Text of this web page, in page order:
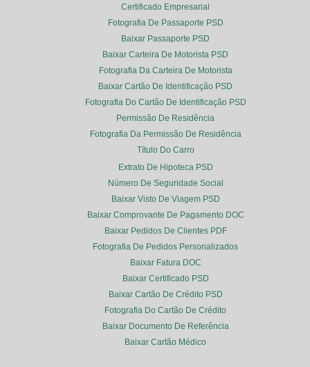
Certificado Empresarial
Fotografia De Passaporte PSD
Baixar Passaporte PSD
Baixar Carteira De Motorista PSD
Fotografia Da Carteira De Motorista
Baixar Cartão De Identificação PSD
Fotografia Do Cartão De Identificação PSD
Permissão De Residência
Fotografia Da Permissão De Residência
Título Do Carro
Extrato De Hipoteca PSD
Número De Seguridade Social
Baixar Visto De Viagem PSD
Baixar Comprovante De Pagamento DOC
Baixar Pedidos De Clientes PDF
Fotografia De Pedidos Personalizados
Baixar Fatura DOC
Baixar Certificado PSD
Baixar Cartão De Crédito PSD
Fotografia Do Cartão De Crédito
Baixar Documento De Referência
Baixar Cartão Médico